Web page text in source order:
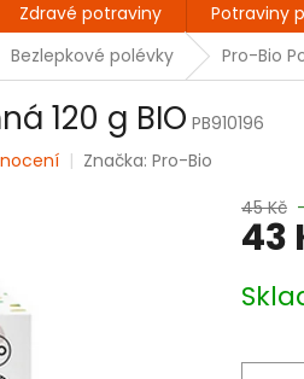
Zdravé potraviny Potraviny
Bezlepkové polévky Pro-Bio
120 g BIO PB910196
Značka: Pro-Bio
45 Kč
43
cena: